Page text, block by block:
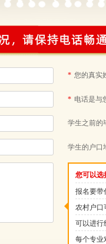
* 您的真实
* 电话是与
学生之前的
学生的户口
您可以选
报名要带
农村户口
可以进行
每个专业